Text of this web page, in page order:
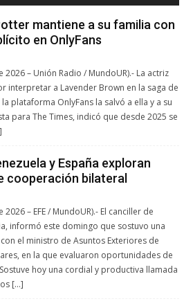
mantiene a su familia con
en OnlyFans
2026 – Unión Radio / MundoUR).- La actriz
interpretar a Lavender Brown en la saga de
plataforma OnlyFans la salvó a ella y a su
para The Times, indicó que desde 2025 se
y España exploran
cooperación bilateral
– EFE / MundoUR).- El canciller de
informó este domingo que sostuvo una
el ministro de Asuntos Exteriores de
en la que evaluaron oportunidades de
hoy una cordial y productiva llamada
[…]